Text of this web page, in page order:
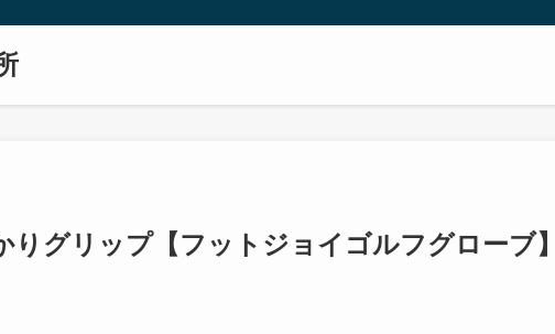
りグリップ【フットジョイゴルフグローブ】